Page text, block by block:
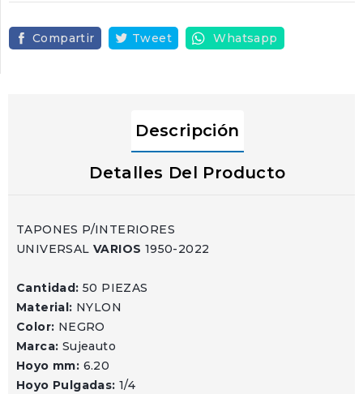
Compartir Tweet Whatsapp
Descripción
Detalles Del Producto
TAPONES P/INTERIORES
UNIVERSAL VARIOS 1950-2022
Cantidad: 50 PIEZAS
Material: NYLON
Color: NEGRO
Marca: Sujeauto
Hoyo mm: 6.20
Hoyo Pulgadas: 1/4